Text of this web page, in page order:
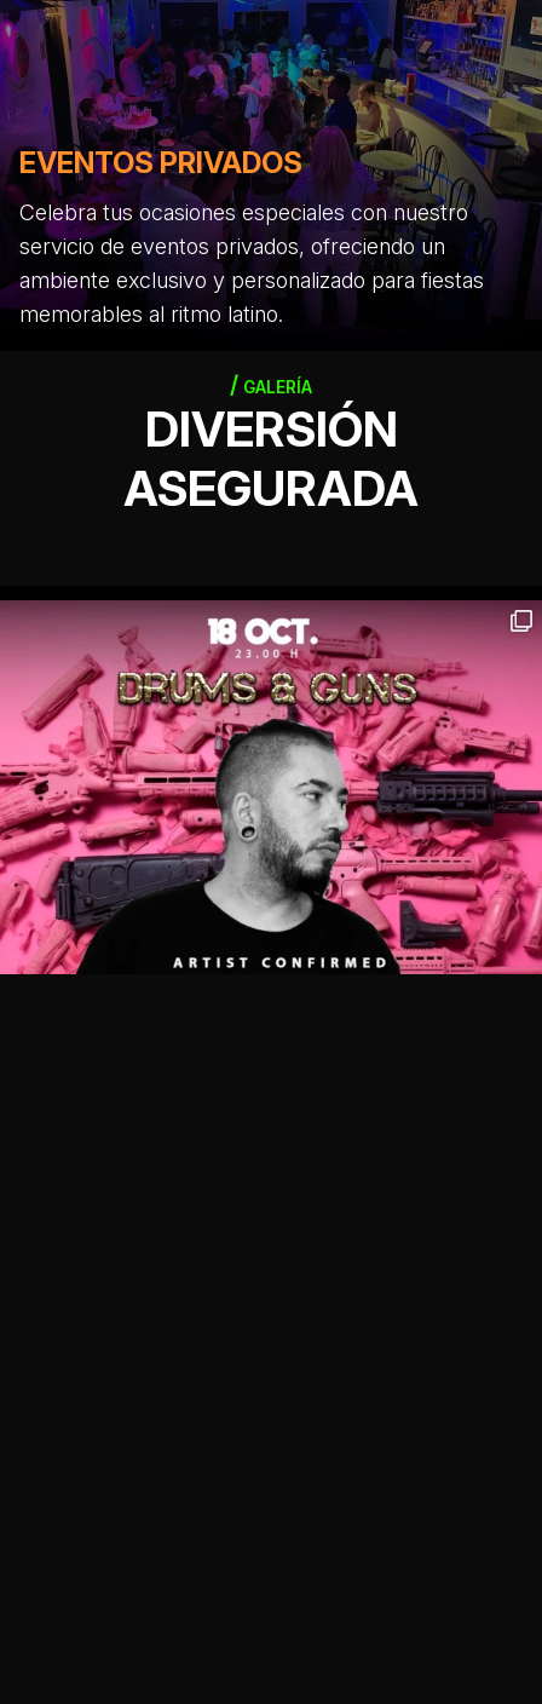
EVENTOS PRIVADOS
Celebra tus ocasiones especiales con nuestro
servicio de eventos privados, ofreciendo un
ambiente exclusivo y personalizado para fiestas
memorables al ritmo latino.
GALERÍA
DIVERSIÓN
ASEGURADA